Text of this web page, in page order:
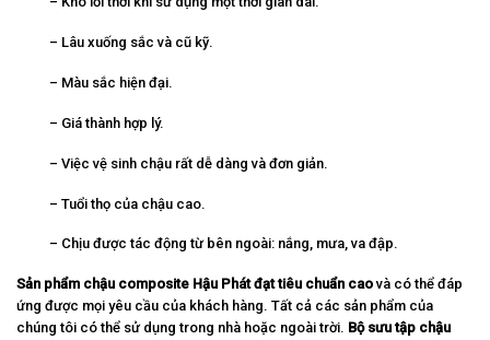
– Lâu xuống sắc và cũ kỹ.
– Màu sắc hiện đại.
– Giá thành hợp lý.
– Việc vệ sinh chậu rất dễ dàng và đơn giản.
– Tuổi thọ của chậu cao.
– Chịu được tác động từ bên ngoài: nắng, mưa, va đập.
Sản phẩm chậu composite Hậu Phát đạt tiêu chuẩn caovà có thể đáp
ứng được mọi yêu cầu của khách hàng. Tất cả các sản phẩm của
chúng tôi có thể sử dụng trong nhà hoặc ngoài trời. Bộ sưu tập chậu